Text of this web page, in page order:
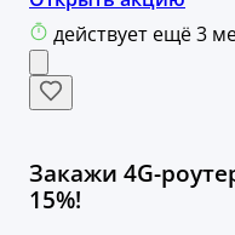
действует ещё 3
Закажи 4G-
15%!